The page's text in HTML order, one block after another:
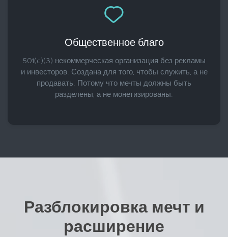
Общественное благо
501(c)(3) некоммерческая организация без рекламы
и инвесторов. Создана для того, чтобы служить, а не
продавать. Потому что мечты должны быть
разделены, а не монетизированы.
Разблокировка мечт и
расширение